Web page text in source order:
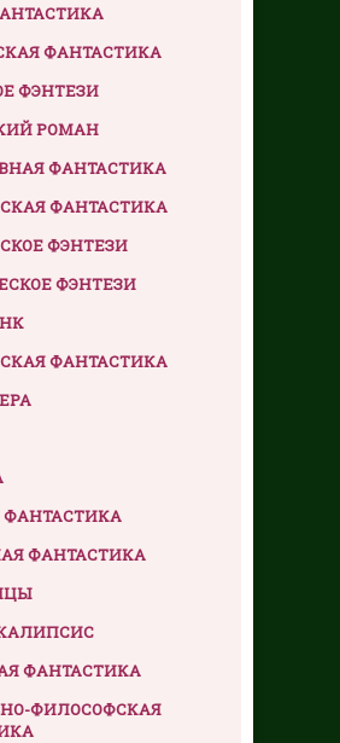
ФАНТАСТИКА
ФЭНТЕЗИ
РОМАН
ФАНТАСТИКА
ФАНТАСТИКА
ФЭНТЕЗИ
ФЭНТЕЗИ
ФАНТАСТИКА
ФАНТАСТИКА
ФАНТАСТИКА
ФИЛОСОФСКАЯ